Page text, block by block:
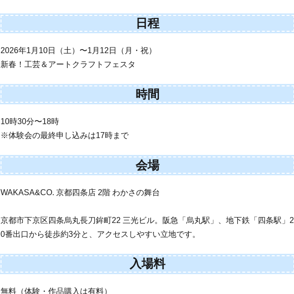
日程
2026年1月10日（土）〜1月12日（月・祝）
新春！工芸＆アートクラフトフェスタ
時間
10時30分〜18時
※体験会の最終申し込みは17時まで
会場
WAKASA&CO. 京都四条店 2階 わかさの舞台
京都市下京区四条烏丸長刀鉾町22 三光ビル。阪急「烏丸駅」、地下鉄「四条駅」2
0番出口から徒歩約3分と、アクセスしやすい立地です。
入場料
無料（体験・作品購入は有料）